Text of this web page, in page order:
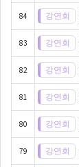
84
83
82
81
80
79